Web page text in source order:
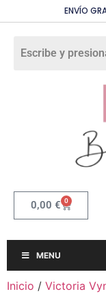
ENVÍO
0,00 € 0
MENU
Inicio / Victoria